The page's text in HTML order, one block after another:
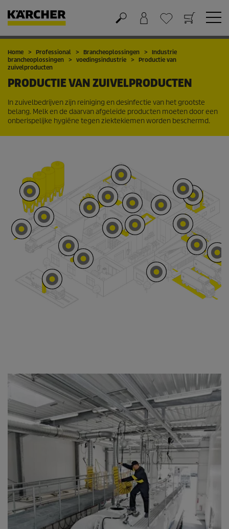
Winkelwagen
Wensenlijstje
Home Professional Brancheoplossingen
Industrie
brancheoplossingen
voedingsindustrie
Productie van
zuivelproducten
PRODUCTIE VAN ZUIVELPRODUCTEN
In zuivelbedrijven zijn reiniging en desinfectie van het grootste
belang. Melk en de daarvan afgeleide producten moeten door een
onberispelijke hygiëne tegen ziektekiemen worden beschermd.